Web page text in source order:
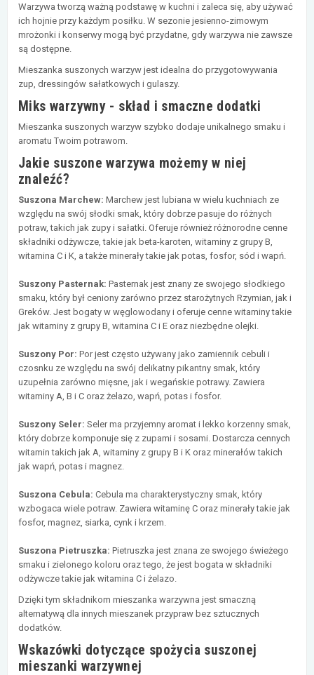
Warzywa tworzą ważną podstawę w kuchni i zaleca się, aby używać
ich hojnie przy każdym posiłku. W sezonie jesienno-zimowym
mrożonki i konserwy mogą być przydatne, gdy warzywa nie zawsze
są dostępne.
Mieszanka suszonych warzyw jest idealna do przygotowywania
zup, dressingów sałatkowych i gulaszy.
Miks warzywny - skład i smaczne dodatki
Mieszanka suszonych warzyw szybko dodaje unikalnego smaku i
aromatu Twoim potrawom.
Jakie suszone warzywa możemy w niej
znaleźć?
Suszona Marchew: Marchew jest lubiana w wielu kuchniach ze
względu na swój słodki smak, który dobrze pasuje do różnych
potraw, takich jak zupy i sałatki. Oferuje również różnorodne cenne
składniki odżywcze, takie jak beta-karoten, witaminy z grupy B,
witamina C i K, a także minerały takie jak potas, fosfor, sód i wapń.
Suszony Pasternak: Pasternak jest znany ze swojego słodkiego
smaku, który był ceniony zarówno przez starożytnych Rzymian, jak i
Greków. Jest bogaty w węglowodany i oferuje cenne witaminy takie
jak witaminy z grupy B, witamina C i E oraz niezbędne olejki.
Suszony Por: Por jest często używany jako zamiennik cebuli i
czosnku ze względu na swój delikatny pikantny smak, który
uzupełnia zarówno mięsne, jak i wegańskie potrawy. Zawiera
witaminy A, B i C oraz żelazo, wapń, potas i fosfor.
Suszony Seler: Seler ma przyjemny aromat i lekko korzenny smak,
który dobrze komponuje się z zupami i sosami. Dostarcza cennych
witamin takich jak A, witaminy z grupy B i K oraz minerałów takich
jak wapń, potas i magnez.
Suszona Cebula: Cebula ma charakterystyczny smak, który
wzbogaca wiele potraw. Zawiera witaminę C oraz minerały takie jak
fosfor, magnez, siarka, cynk i krzem.
Suszona Pietruszka: Pietruszka jest znana ze swojego świeżego
smaku i zielonego koloru oraz tego, że jest bogata w składniki
odżywcze takie jak witamina C i żelazo.
Dzięki tym składnikom mieszanka warzywna jest smaczną
alternatywą dla innych mieszanek przypraw bez sztucznych
dodatków.
Wskazówki dotyczące spożycia suszonej
mieszanki warzywnej